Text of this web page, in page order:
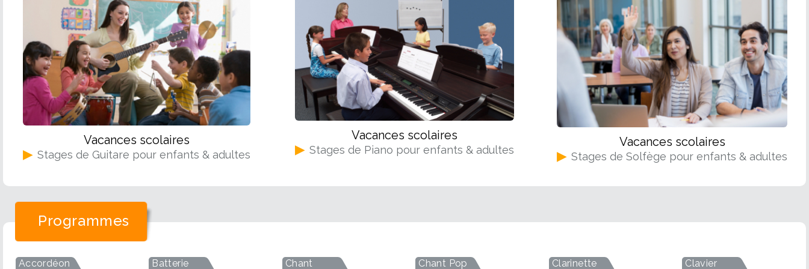
Vous êtes un peu timide ou réservé(e) ? Pas d'inquiétude, la guitare va justement vous aider à vous ouvrir aux
autres. En fait, il suffit souvent à un guitariste de s'installer dans un parc ou un coin de rue avec son instrument
pour qu'affluent les curieux, les mélomanes et les musiciens. Les guitaristes solitaires ont d'autre biais pour
partager leur musique. Réseaux sociaux, forums, plateformes d'échange, n'hésitez pas à tirer parti de tous les
supports afin de trouver de nouvelles inspirations. Vous inspirerez vous-aussi certainement d'autres musiciens.
7. Écouter le plus possible de styles différents et s'en inspirer Le piège pour certains guitaristes débutants qui
ont une idée bien précise de ce qu'ils veulent faire est de s'enfermer dans un registre particulier et de ne savoir
jouer que cela. Certes, avoir des objectifs précis permet de se concentrer sur son apprentissage et de garder une
ligne de conduite cohérente. Si vous rêvez d'interpréter le solo de Stairway to Heaven ou de jammer comme un
vrai manouche, surtout, n'abandonnez pas cette idée ! Au contraire, en vous intéressant à d'autres styles, vous
pourriez bien découvrir des techniques qui vous faciliteront ensuite le jeu à la guitare ou qui affûteront votre
oreille à des sonorités particulières. Avec ces 7 conseils avisés en poche, il ne vous reste plus qu'à foncer pour
vous avait promis du Blues mais on lui préfère le Jazz et puis avec Ray Charles on peut dire que c'est les deux en
un, non ? Alors voilà un morceau que vous pourrez aisément apprendre à jouer à la guitare avec les bonnes
tablatures et vous serez automatiquement obsédé par l'idée d'apprendre à jouer les autres morceaux de ce
génie de la musique. Talking about a revolution - Tracy Chapman Encore une chanson qu'on a beaucoup
entendue à une époque mais vous êtes peut-être d'une génération qui ne la connait pas et si c'est le cas, raison
de plus pour la découvrir ! Un petit moment de bonheur vous attend quand vous serez en mesure de la jouer
parfaitement ! Stand By Me - Ben E. King Bon, d'accord, on vous la met presque tout le temps ! Mais on l'adore
! Et puis, elle est si simple à jouer que ce serait dommage de vous priver de l'apprendre pour faire plaisir en
soirée armé de votre guitare pour mettre l'ambiance et que tout le monde chante en chœur ! Fallin' - Alicia Keys
L'incroyable et talentueuse chanteuse dont vous aurez peut-être du mal à égaler la voix propose un très bon
entrainement avec l'apprentissage facile de ce morceau ! Régalez-vous en l'apprenant et peut-être même
qu'avec un professeur de chant vous pourriez chanter en même temps ! L'Encre de tes Yeux - Francis Cabrel
sonorités, c'est avec ses paroles souvent remplies d'amour ou engagées comme avec Corrida. Quoiqu'il en soit,
sonorités qui ont fait chanter et danser tant de gens ! Hey Joe - Jimmy Hendrix Inutile de présenter le roi
Vacances scolaires
▶ Stages de Guitare pour enfants & adultes
Vacances scolaires
▶ Stages de Piano pour enfants & adultes
Vacances scolaires
▶ Stages de Solfège pour enfants & adultes
Programmes
Accordéon Batterie Chant Chant Pop Clarinette Clavier